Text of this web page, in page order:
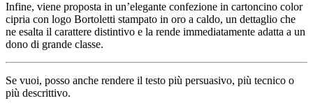
Infine, viene proposta in un’elegante confezione in cartoncino color
cipria con logo Bortoletti stampato in oro a caldo, un dettaglio che
ne esalta il carattere distintivo e la rende immediatamente adatta a un
dono di grande classe.
Se vuoi, posso anche rendere il testo più persuasivo, più tecnico o
più descrittivo.